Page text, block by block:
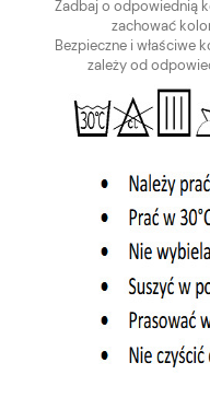
Zadbaj o odpowiednią
zachować
Bezpieczne i właściwe
zależy od